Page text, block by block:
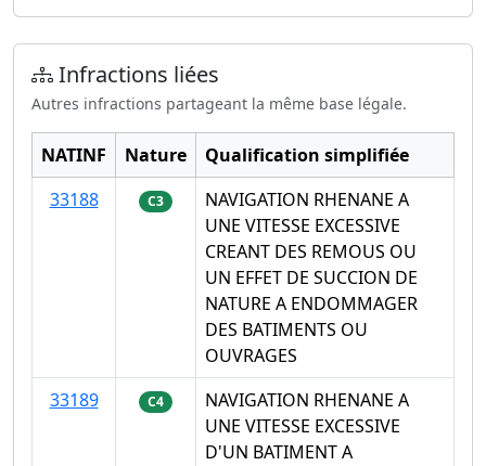
Infractions liées
Autres infractions partageant la même base légale.
NATINF Nature
Qualification simplifiée
33188
C3
NAVIGATION RHENANE A
UNE VITESSE EXCESSIVE
CREANT DES REMOUS OU
UN EFFET DE SUCCION DE
NATURE A ENDOMMAGER
DES BATIMENTS OU
OUVRAGES
33189
C4
NAVIGATION RHENANE A
UNE VITESSE EXCESSIVE
D'UN BATIMENT A